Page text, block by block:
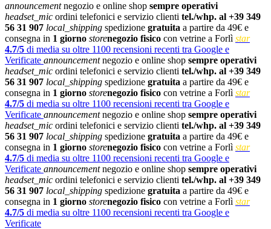
announcementnegozio e online shop sempre operativi
headset_mic ordini telefonici e servizio clienti tel./whp. al +39 349
56 31 907 local_shipping spedizione gratuita a partire da 49€ e
consegna in 1 giorno storenegozio fisico con vetrine a Forlì star
4.7/5 di media su oltre 1100 recensioni recenti tra Google e
Verificate announcementnegozio e online shop sempre operativi
headset_mic ordini telefonici e servizio clienti tel./whp. al +39 349
56 31 907 local_shipping spedizione gratuita a partire da 49€ e
consegna in 1 giorno storenegozio fisico con vetrine a Forlì star
4.7/5 di media su oltre 1100 recensioni recenti tra Google e
Verificate announcementnegozio e online shop sempre operativi
headset_mic ordini telefonici e servizio clienti tel./whp. al +39 349
56 31 907 local_shipping spedizione gratuita a partire da 49€ e
consegna in 1 giorno storenegozio fisico con vetrine a Forlì star
4.7/5 di media su oltre 1100 recensioni recenti tra Google e
Verificate announcementnegozio e online shop sempre operativi
headset_mic ordini telefonici e servizio clienti tel./whp. al +39 349
56 31 907 local_shipping spedizione gratuita a partire da 49€ e
consegna in 1 giorno storenegozio fisico con vetrine a Forlì star
4.7/5 di media su oltre 1100 recensioni recenti tra Google e
Verificate